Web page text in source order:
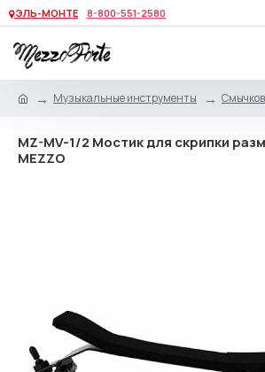
ЭЛЬ-МОНТЕ 8-800-551-2580
Музыкальные инструменты
MZ-MV-1/2 Мостик для скрипки
MEZZO